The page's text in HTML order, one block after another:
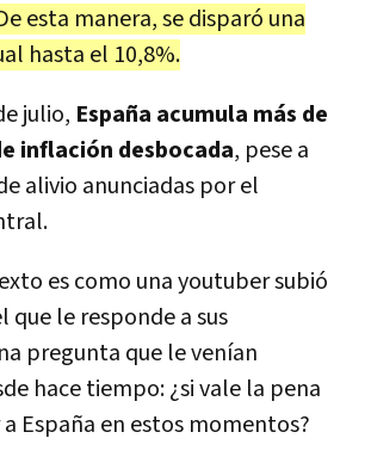
esta manera, se disparó una
hasta el 10,8%.
julio, España acumula más de
inflación desbocada, pese a
alivio anunciadas por el
es como una youtuber subió
que le responde a sus
pregunta que le venían
hace tiempo: ¿si vale la pena
España en estos momentos?